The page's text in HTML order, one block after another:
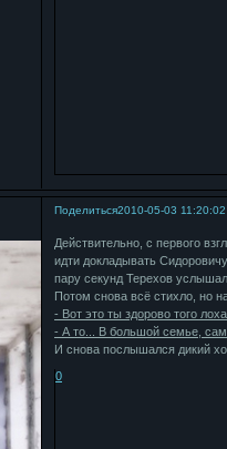
Поделиться2010-05-03 11:20:02
Действительно, с первого
идти докладывать
пару секунд Терехов
Потом снова всё стихло, но
- Вот это ты здорово того
- А то... В большой семье,
И снова послышался дикий
0